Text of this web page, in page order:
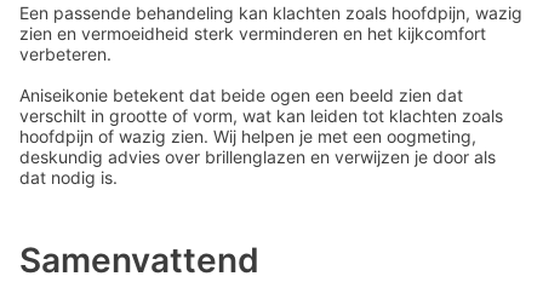
Een passende behandeling kan klachten zoals hoofdpijn, wazig
zien en vermoeidheid sterk verminderen en het kijkcomfort
verbeteren.
Aniseikonie betekent dat beide ogen een beeld zien dat
verschilt in grootte of vorm, wat kan leiden tot klachten zoals
hoofdpijn of wazig zien. Wij helpen je met een oogmeting,
deskundig advies over brillenglazen en verwijzen je door als
dat nodig is.
Samenvattend